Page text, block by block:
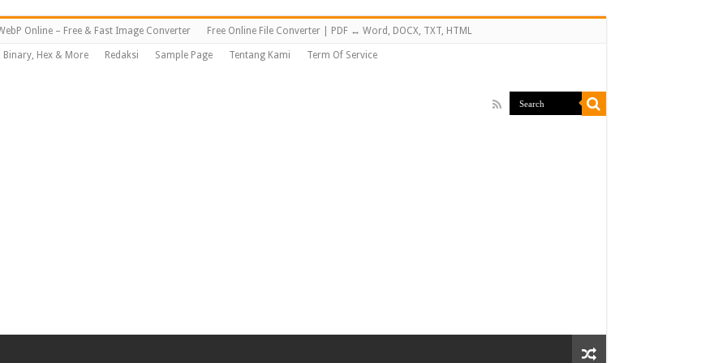
Online – Free & Fast Image Converter Free Online File Converter | PDF ↔ Word, DOCX, TXT, HTML
Hex & More Redaksi Sample Page Tentang Kami Term Of Service